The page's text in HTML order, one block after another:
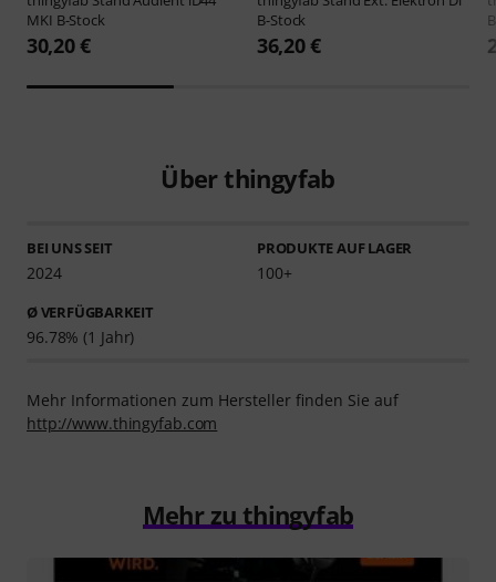
MKI B-Stock
30,20 €
B-Stock
36,20 €
Über thingyfab
BEI UNS SEIT
2024
PRODUKTE AUF LAGER
100+
Ø VERFÜGBARKEIT
96.78% (1 Jahr)
Mehr Informationen zum Hersteller finden Sie auf
http://www.thingyfab.com
Mehr zu thingyfab